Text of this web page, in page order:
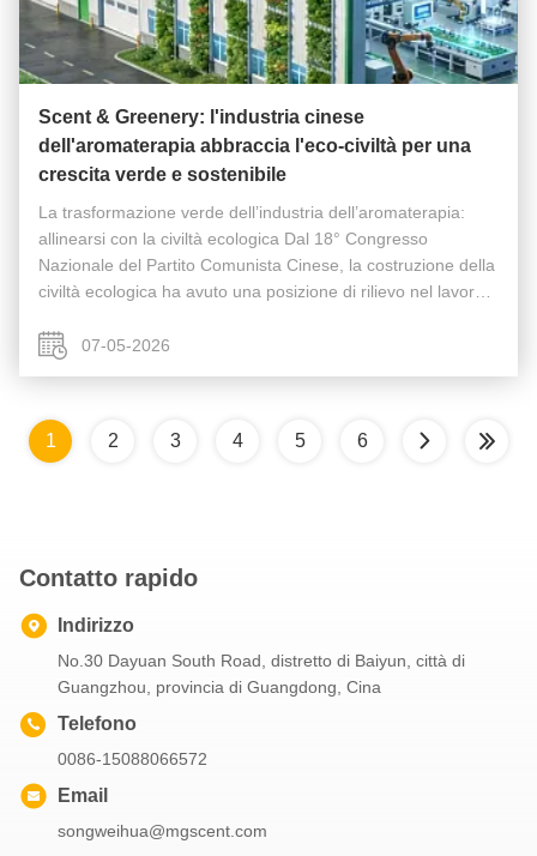
Scent & Greenery: l'industria cinese
dell'aromaterapia abbraccia l'eco-civiltà per una
crescita verde e sostenibile
La trasformazione verde dell’industria dell’aromaterapia:
allinearsi con la civiltà ecologica Dal 18° Congresso
Nazionale del Partito Comunista Cinese, la costruzione della
civiltà ecologica ha avuto una posizione di rilievo nel lavoro
rigogliose ...
07-05-2026
1 2 3 4 5 6
Contatto rapido
Indirizzo
No.30 Dayuan South Road, distretto di Baiyun, città di
Guangzhou, provincia di Guangdong, Cina
Telefono
0086-15088066572
Email
songweihua@mgscent.com